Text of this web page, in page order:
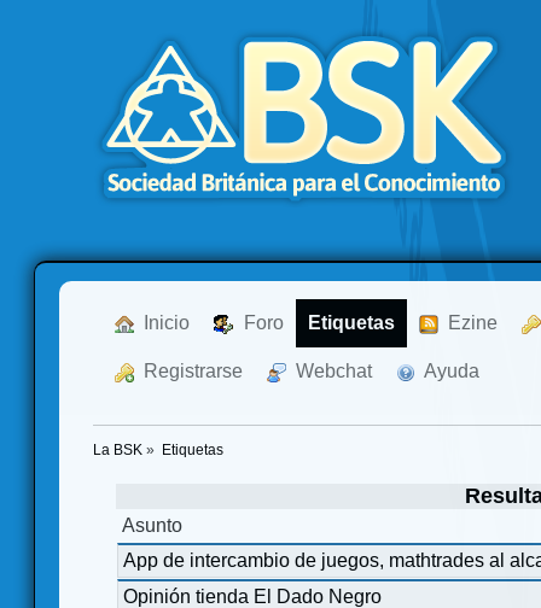
Inicio Foro Etiquetas Ezine
Registrarse Webchat Ayuda
La BSK » Etiquetas
Asunto
App de intercambio de juegos, mathtrades al
Opinión tienda El Dado Negro